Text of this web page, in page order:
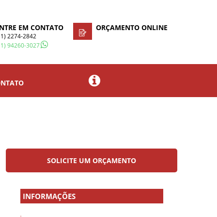
EM CONTATO
2274-2842
94260-3027
ORÇAMENTO ONLINE
SOLICITE UM ORÇAMENTO
INFORMAÇÕES